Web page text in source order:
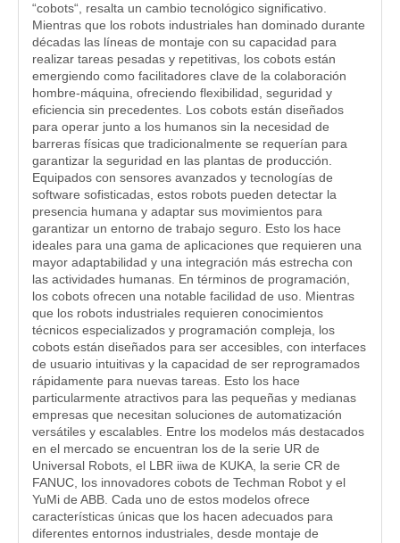
“cobots“, resalta un cambio tecnológico significativo.
Mientras que los robots industriales han dominado durante
décadas las líneas de montaje con su capacidad para
realizar tareas pesadas y repetitivas, los cobots están
emergiendo como facilitadores clave de la colaboración
hombre-máquina, ofreciendo flexibilidad, seguridad y
eficiencia sin precedentes. Los cobots están diseñados
para operar junto a los humanos sin la necesidad de
barreras físicas que tradicionalmente se requerían para
garantizar la seguridad en las plantas de producción.
Equipados con sensores avanzados y tecnologías de
software sofisticadas, estos robots pueden detectar la
presencia humana y adaptar sus movimientos para
garantizar un entorno de trabajo seguro. Esto los hace
ideales para una gama de aplicaciones que requieren una
mayor adaptabilidad y una integración más estrecha con
las actividades humanas. En términos de programación,
los cobots ofrecen una notable facilidad de uso. Mientras
que los robots industriales requieren conocimientos
técnicos especializados y programación compleja, los
cobots están diseñados para ser accesibles, con interfaces
de usuario intuitivas y la capacidad de ser reprogramados
rápidamente para nuevas tareas. Esto los hace
particularmente atractivos para las pequeñas y medianas
empresas que necesitan soluciones de automatización
versátiles y escalables. Entre los modelos más destacados
en el mercado se encuentran los de la serie UR de
Universal Robots, el LBR iiwa de KUKA, la serie CR de
FANUC, los innovadores cobots de Techman Robot y el
YuMi de ABB. Cada uno de estos modelos ofrece
características únicas que los hacen adecuados para
diferentes entornos industriales, desde montaje de